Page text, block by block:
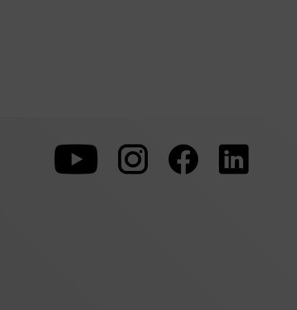
To
our
To
our
To
our